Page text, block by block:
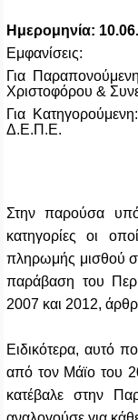
Ημερομηνία:
Εμφανίσεις:
Για
Χριστοφόρου &
Για
Δ.Ε.Π.Ε.
Στην παρούσα
κατηγορίες οι
πληρωμής μισθού
παράβαση του
2007 και 2012,
Ειδικότερα, αυτό
από τον Μάϊο του
κατέβαλε στην